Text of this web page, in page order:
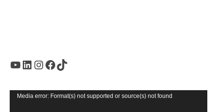
Youtube
LinkedIn
Instagram
Facebook
TikTok
Trình
Media error: Format(s) not supported or source(s) not found